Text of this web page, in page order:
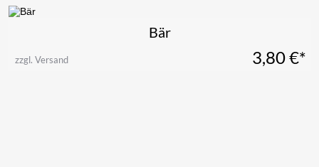
Bär
zzgl. Versand 3,80€*